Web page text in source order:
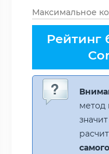
Максимальное
Рейтинг
метод